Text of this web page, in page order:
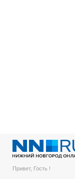
Привет, Гость !